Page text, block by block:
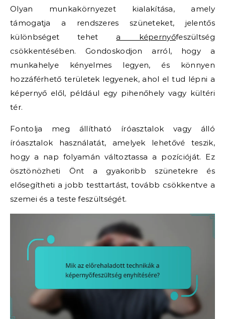
Olyan munkakörnyezet kialakítása, amely
támogatja a rendszeres szüneteket, jelentős
különbséget teheta képernyőfeszültség
csökkentésében. Gondoskodjon arról, hogy a
munkahelye kényelmes legyen, és könnyen
hozzáférhető területek legyenek, ahol el tud lépni a
képernyő elől, például egy pihenőhely vagy kültéri
tér.
Fontolja meg állítható íróasztalok vagy álló
íróasztalok használatát, amelyek lehetővé teszik,
hogy a nap folyamán változtassa a pozícióját. Ez
ösztönözheti Önt a gyakoribb szünetekre és
elősegítheti a jobb testtartást, tovább csökkentve a
szemei és a teste feszültségét.